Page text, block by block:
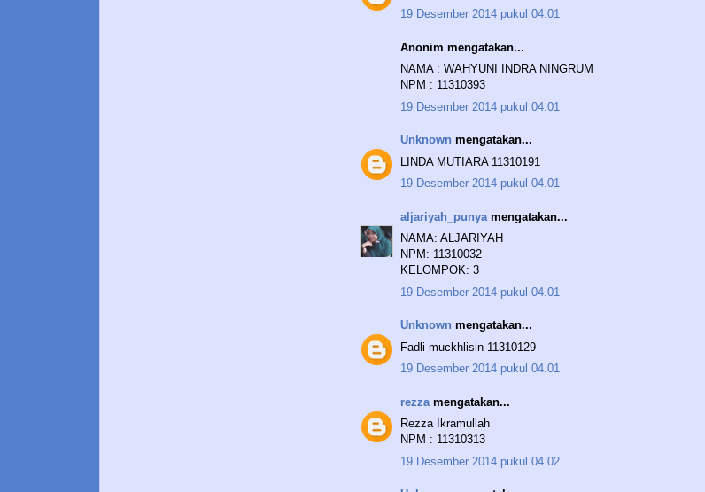
19 Desember 2014 pukul 04.01
Anonim mengatakan...
NAMA : WAHYUNI INDRA NINGRUM
NPM : 11310393
19 Desember 2014 pukul 04.01
Unknown mengatakan...
LINDA MUTIARA 11310191
19 Desember 2014 pukul 04.01
aljariyah_punya mengatakan...
NAMA: ALJARIYAH
NPM: 11310032
KELOMPOK: 3
19 Desember 2014 pukul 04.01
Unknown mengatakan...
Fadli muckhlisin 11310129
19 Desember 2014 pukul 04.01
rezza mengatakan...
Rezza Ikramullah
NPM : 11310313
19 Desember 2014 pukul 04.02